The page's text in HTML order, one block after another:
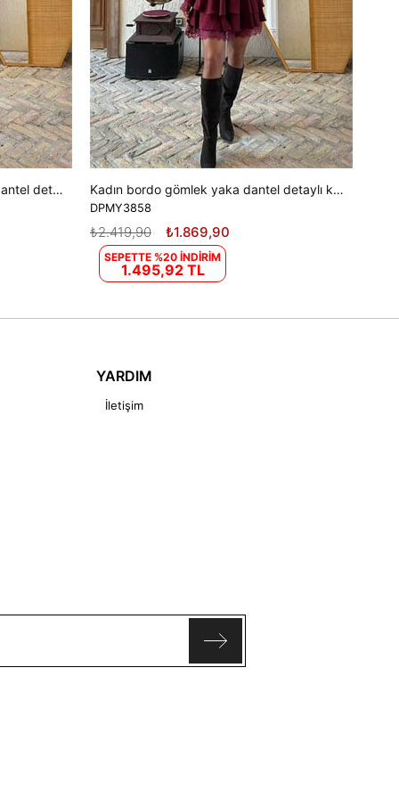
Kadın kahverengi gömlek yaka dantel detaylı kat kat mini elbise DPMY3858 Kadın bordo gömlek yaka dantel detaylı kat kat mini elbise DPMY3858
DPMY3858
₺1.869,90
₺2.419,90
SEPETTE %20 İNDİRİM
1.495,92 TL
YARDIM
İletişim